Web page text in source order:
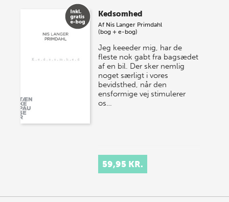
Kedsomhed
Af Nis Langer Primdahl
(bog + e-bog)
Jeg keeeder mig, har de
fleste nok gabt fra bagsædet
af en bil. Der sker nemlig
noget særligt i vores
bevidsthed, når den
ensformige vej stimulerer
os…
59,95 KR.